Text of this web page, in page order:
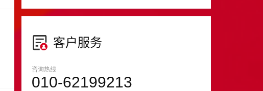
客户服务
咨询热线
010-62199213